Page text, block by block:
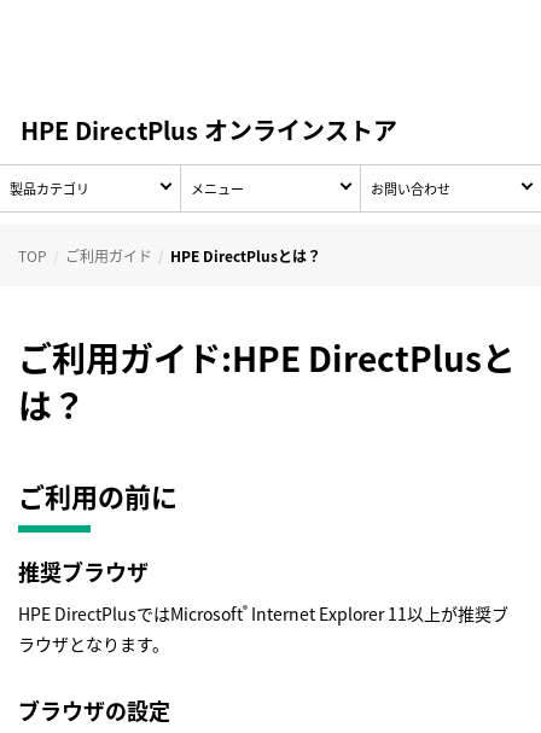
HPE DirectPlus オンラインストア
製品カテゴリ メニュー お問い合わせ
TOP ご利用ガイド HPE DirectPlusとは？
ご利用ガイド:HPE DirectPlusと
は？
ご利用の前に
推奨ブラウザ
HPE DirectPlusではMicrosoft® Internet Explorer 11以上が推奨ブ
ラウザとなります。
ブラウザの設定